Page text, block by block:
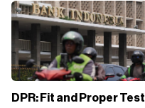
DPR: Fit and Proper Test